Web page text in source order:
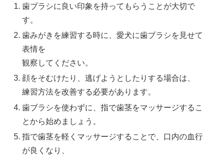
歯ブラシに良い印象を持ってもらうことが大切で
す。
歯みがきを練習する時に、愛犬に歯ブラシを見せて
表情を
観察してください。
顔をそむけたり、逃げようとしたりする場合は、
練習方法を改善する必要があります。
歯ブラシを使わずに、指で歯茎をマッサージするこ
とから始めましょう。
指で歯茎を軽くマッサージすることで、口内の血行
が良くなり、